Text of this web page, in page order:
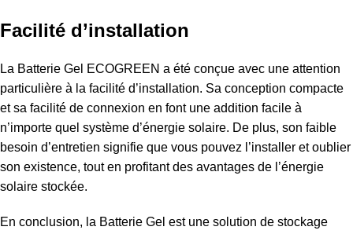
Facilité d’installation
La Batterie Gel ECOGREEN a été conçue avec une attention
particulière à la facilité d’installation. Sa conception compacte
et sa facilité de connexion en font une addition facile à
n’importe quel système d’énergie solaire. De plus, son faible
besoin d’entretien signifie que vous pouvez l’installer et oublier
son existence, tout en profitant des avantages de l’énergie
solaire stockée.
En conclusion, la Batterie Gel est une solution de stockage